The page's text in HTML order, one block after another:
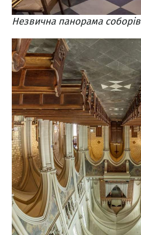
Незвична панорама соборів